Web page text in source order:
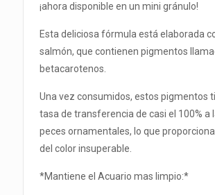
¡ahora disponible en un mini gránulo!
Esta deliciosa fórmula está elaborada
salmón, que contienen pigmentos
betacarotenos.
Una vez consumidos, estos pigmentos
tasa de transferencia de casi el 100% a
peces ornamentales, lo que
del color insuperable.
*Mantiene el Acuario mas limpio:*